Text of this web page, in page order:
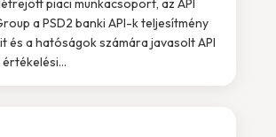
piaci munkacsoport, az API
a PSD2 banki API-k teljesítmény
és a hatóságok számára javasolt API